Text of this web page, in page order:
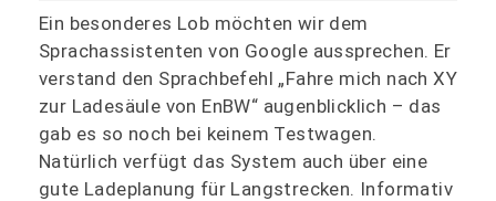
Ein besonderes Lob möchten wir dem
Sprachassistenten von Google aussprechen. Er
verstand den Sprachbefehl „Fahre mich nach XY
zur Ladesäule von EnBW“ augenblicklich – das
gab es so noch bei keinem Testwagen.
Natürlich verfügt das System auch über eine
gute Ladeplanung für Langstrecken. Informativ